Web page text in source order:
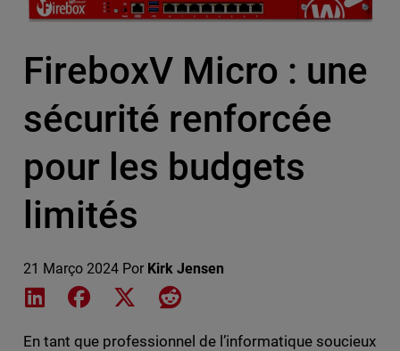
FireboxV Micro : une
sécurité renforcée
pour les budgets
limités
21 Março 2024 Por Kirk Jensen
Share on LinkedIn
Share on Facebook
Share on XShare on Reddit
En tant que professionnel de l’informatique soucieux